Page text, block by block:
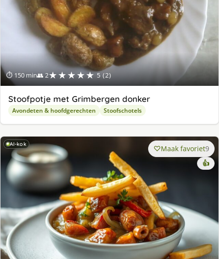
⏱ 150 min👥 2★★★★★ 5 (2)
Stoofpotje met Grimbergen donker
Avondeten & hoofdgerechten Stoofschotels
AI-kok Maak favoriet9
👍